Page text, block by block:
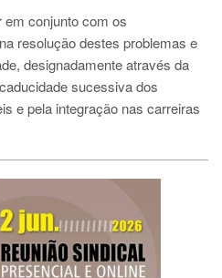
em conjunto com os
resolução destes problemas e
designadamente através da
sucessiva dos
e pela integração nas carreiras